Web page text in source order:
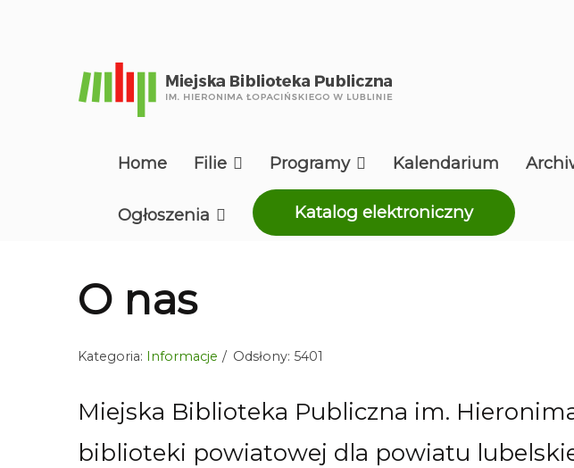
Home Filie Programy Kalendarium
Ogłoszenia Katalog elektroniczny
O nas
Kategoria: Informacje Odsłony: 5401
Miejska Biblioteka Publiczna im.
biblioteki powiatowej dla powiatu